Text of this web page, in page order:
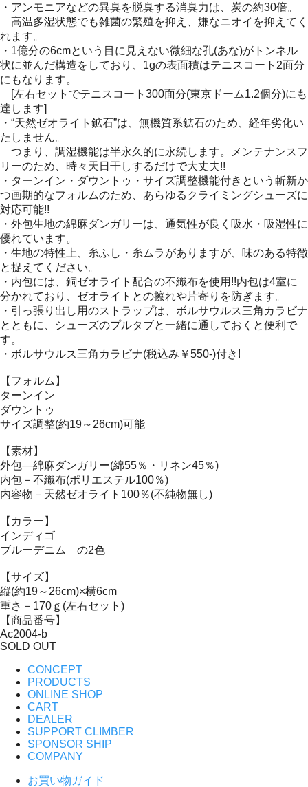
・アンモニアなどの異臭を脱臭する消臭力は、炭の約30倍。
高温多湿状態でも雑菌の繁殖を抑え、嫌なニオイを抑えてく
れます。
・1億分の6cmという目に見えない微細な孔(あな)がトンネル
状に並んだ構造をしており、1gの表面積はテニスコート2面分
にもなります。
[左右セットでテニスコート300面分(東京ドーム1.2個分)にも
達します]
・“天然ゼオライト鉱石”は、無機質系鉱石のため、経年劣化い
たしません。
つまり、調湿機能は半永久的に永続します。メンテナンスフ
リーのため、時々天日干しするだけで大丈夫!!
・ターンイン・ダウントゥ・サイズ調整機能付きという斬新か
つ画期的なフォルムのため、あらゆるクライミングシューズに
対応可能!!
・外包生地の綿麻ダンガリーは、通気性が良く吸水・吸湿性に
優れています。
・生地の特性上、糸ふし・糸ムラがありますが、味のある特徴
と捉えてください。
・内包には、銅ゼオライト配合の不織布を使用!!内包は4室に
分かれており、ゼオライトとの擦れや片寄りを防ぎます。
・引っ張り出し用のストラップは、ボルサウルス三角カラビナ
とともに、シューズのプルタブと一緒に通しておくと便利で
す。
・ボルサウルス三角カラビナ(税込み￥550-)付き!
【フォルム】
ターンイン
ダウントゥ
サイズ調整(約19～26cm)可能
【素材】
外包―綿麻ダンガリー(綿55％・リネン45％)
内包－不織布(ポリエステル100％)
内容物－天然ゼオライト100％(不純物無し)
【カラー】
インディゴ
ブルーデニム の2色
【サイズ】
縦(約19～26cm)×横6cm
重さ－170ｇ(左右セット)
【商品番号】
Ac2004-b
SOLD OUT
CONCEPT
PRODUCTS
ONLINE SHOP
CART
DEALER
SUPPORT CLIMBER
SPONSOR SHIP
COMPANY
お買い物ガイド